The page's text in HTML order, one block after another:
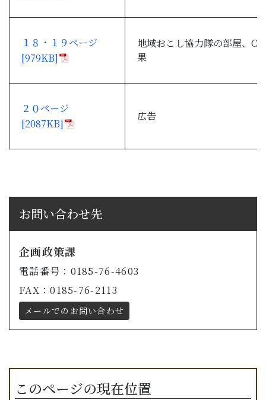
１８・１９ページ
[979KB]
地域おこし協力隊の部屋、
果
２０ページ
[2087KB]
広告
お問い合わせ先
企画政策課
電話番号：0185-76-4603
FAX：0185-76-2113
メールでのお問い合わせ
このページの現在位置